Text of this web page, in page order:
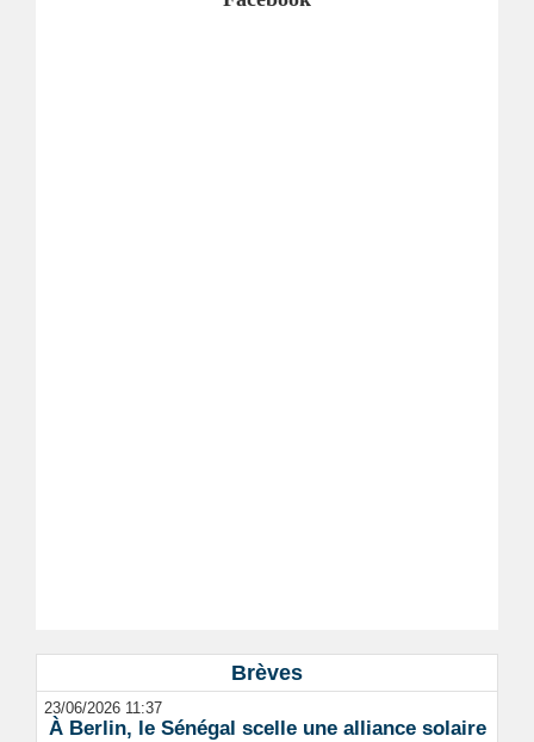
Brèves
23/06/2026 11:37
À Berlin, le Sénégal scelle une alliance solaire